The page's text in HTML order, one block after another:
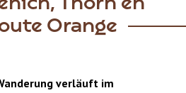
Thorn en
Orange
verläuft im